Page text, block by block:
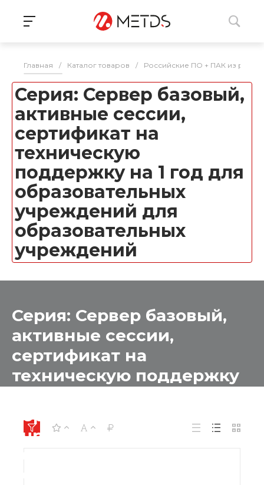
Главная / Каталог товаров / Российские ПО + ПАК из
Серия: Сервер базовый,
активные сессии,
сертификат на
техническую
поддержку на 1 год для
образовательных
учреждений для
образовательных
учреждений
Серия: Сервер базовый,
активные сессии,
сертификат на
техническую поддержку
образовательных
учреждений для